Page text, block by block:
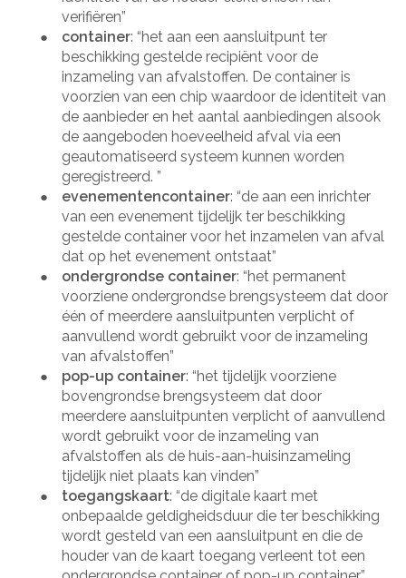
verifiëren”
● container: “het aan een aansluitpunt ter
beschikking gestelde recipiënt voor de
inzameling van afvalstoffen. De container is
voorzien van een chip waardoor de identiteit van
de aanbieder en het aantal aanbiedingen alsook
de aangeboden hoeveelheid afval via een
geautomatiseerd systeem kunnen worden
geregistreerd. ”
● evenementencontainer: “de aan een inrichter
van een evenement tijdelijk ter beschikking
gestelde container voor het inzamelen van afval
dat op het evenement ontstaat”
● ondergrondse container: “het permanent
voorziene ondergrondse brengsysteem dat door
één of meerdere aansluitpunten verplicht of
aanvullend wordt gebruikt voor de inzameling
van afvalstoffen”
● pop-up container: “het tijdelijk voorziene
bovengrondse brengsysteem dat door
meerdere aansluitpunten verplicht of aanvullend
wordt gebruikt voor de inzameling van
afvalstoffen als de huis-aan-huisinzameling
tijdelijk niet plaats kan vinden”
● toegangskaart: “de digitale kaart met
onbepaalde geldigheidsduur die ter beschikking
wordt gesteld van een aansluitpunt en die de
houder van de kaart toegang verleent tot een